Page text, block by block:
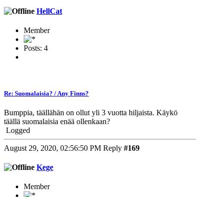
HellCat
Member
Posts: 4
Re: Suomalaisia? / Any Finns?
Bumppia, täällähän on ollut yli 3 vuotta hiljaista. Käykö
täällä suomalaisia enää ollenkaan?
Logged
August 29, 2020, 02:56:50 PM Reply #169
Kege
Member